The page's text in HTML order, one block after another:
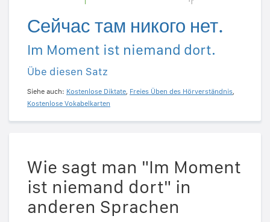
Сейчас там никого нет.
Im Moment ist niemand dort.
Übe diesen Satz
Siehe auch: Kostenlose Diktate, Freies Üben des Hörverständnis,
Kostenlose Vokabelkarten
Wie sagt man "Im Moment
ist niemand dort" in
anderen Sprachen